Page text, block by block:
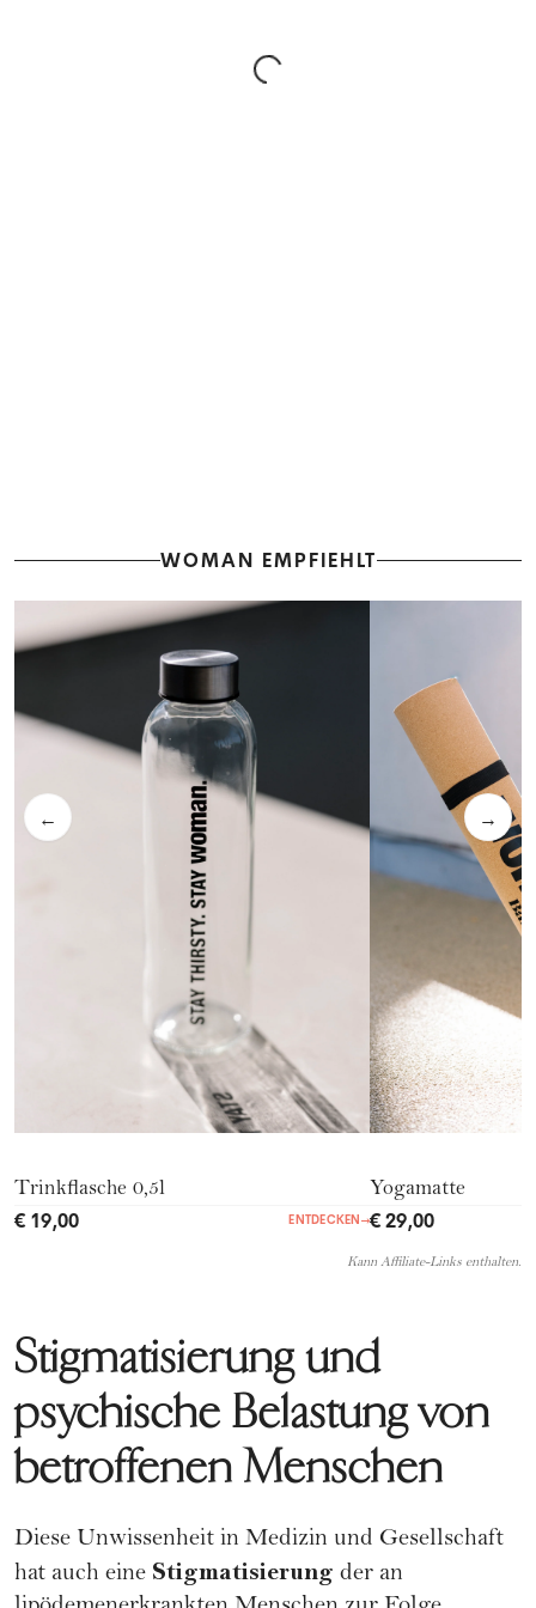
WOMAN EMPFIEHLT
← →
Trinkflasche 0,5l
€ 19,00 ENTDECKEN→
Yogamatte
€ 29,00
Kann Affiliate-Links enthalten.
Stigmatisierung und
psychische Belastung von
betroffenen Menschen
Diese Unwissenheit in Medizin und Gesellschaft
hat auch eine Stigmatisierung der an